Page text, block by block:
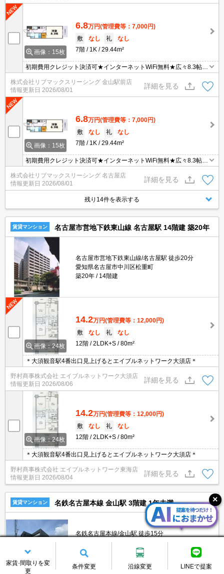
画像：15枚
6.8万円(管理費等：7,000円)
敷
なし 礼
なし
7階
1K 29.44m²
初期費用クレジット決済可★インターネットWiFi無料★広々8.3帖の
1K♪スーパーが徒歩圏内にあって便利な立地です！
株式会社リブマックスリーシング 金山駅前店
情報更新日 2026/08/01
詳細を見る
画像：15枚
6.8万円(管理費等：7,000円)
敷
なし 礼
なし
7階
1K 29.44m²
初期費用クレジット決済可★インターネットWiFi無料★広々8.3帖の
1K♪スーパーが徒歩圏内にあって便利な立地です！
株式会社リブマックスリーシング 名古屋店
情報更新日 2026/08/01
詳細を見る
残り14件を表示する
賃貸マンション 名古屋市営地下鉄東山線 名古屋駅 14階建 築20年
名古屋市営地下鉄東山線/名古屋駅 徒歩20分
愛知県名古屋市中川区松重町
築20年
14階建
画像：24枚
14.2万円(管理費等：12,000円)
敷
なし 礼
なし
12階
2LDK+S 80m²
＊大須観音駅4番出口見上げるとエイブルネットワーク大須店＊
野村商事株式会社 エイブルネットワーク大須店
情報更新日 2026/08/06
詳細を見る
画像：24枚
14.2万円(管理費等：12,000円)
敷
なし 礼
なし
12階
2LDK+S 80m²
＊大須観音駅4番出口見上げるとエイブルネットワーク大須店＊
野村商事株式会社 エイブルネットワーク東海店
情報更新日 2026/08/04
詳細を見る
賃貸マンション 名鉄名古屋本線 金山駅 3階建 1年未満
名鉄名古屋本線/金山駅 徒歩15分
愛知県名古屋市昭和区福江２丁目
1年未満
家賃·間取りを変
更
条件変更 沿線変更 LINEで提案